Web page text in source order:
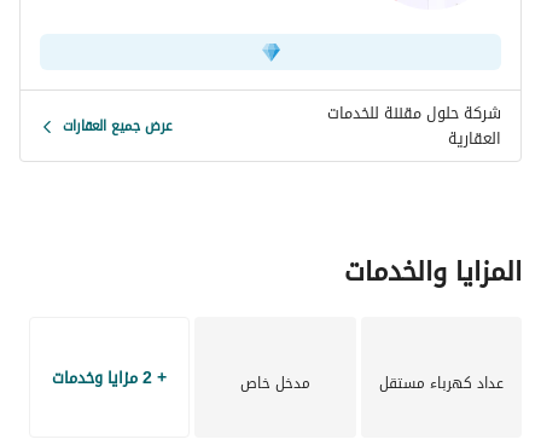
شركة حلول مقننة للخدمات
العقارية عرض جميع العقارات
المزايا والخدمات
عداد كهرباء مستقل مدخل خاص + 2 مزايا وخدمات